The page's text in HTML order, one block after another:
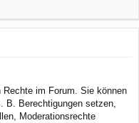
im Forum. Sie können
B. Berechtigungen setzen,
Moderationsrechte